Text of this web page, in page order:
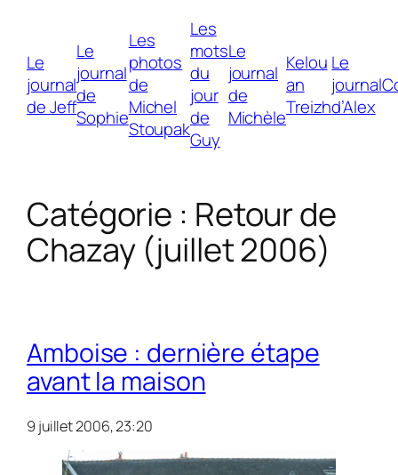
Le
journal
de Jeff
Le
journal
de
Sophie
Les
photos
de
Michel
Stoupak
Les
mots
du
jour
de
Guy
Le
journal
de
Michèle
Kelou
an
Treizh
Le
journal
d’Alex
Catégorie : Retour de
Chazay (juillet 2006)
Amboise : dernière étape
avant la maison
9 juillet 2006, 23:20